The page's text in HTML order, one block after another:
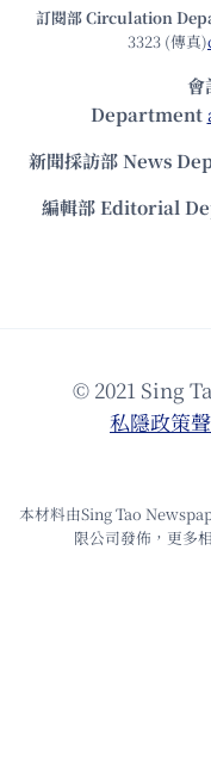
訂閱部 Circulation
3323 (傳真)
Department
新聞採訪部 News
編輯部 Editorial
© 2021 Sing
私隱政策
本材料由Sing Tao
限公司發佈，更多